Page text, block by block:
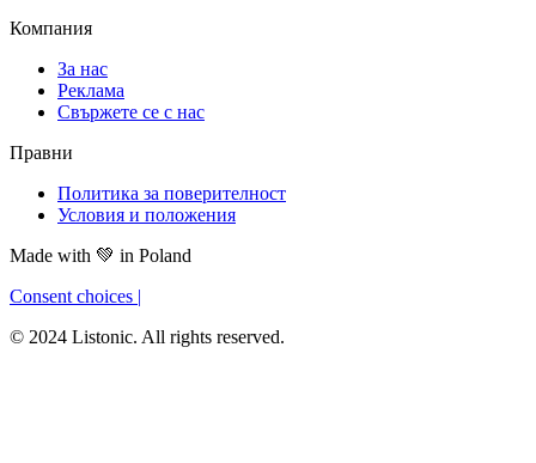
Компания
За нас
Реклама
Свържете се с нас
Правни
Политика за поверителност
Условия и положения
Made with 💚 in Poland
Consent choices
© 2024 Listonic. All rights reserved.